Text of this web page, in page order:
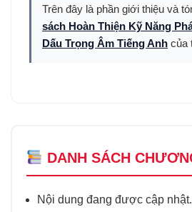
Trên đây là phần giới thiệu và
sách Hoàn Thiện Kỹ Năng
Dấu Trọng Âm Tiếng Anh của
DANH SÁCH
Nội dung đang được cập